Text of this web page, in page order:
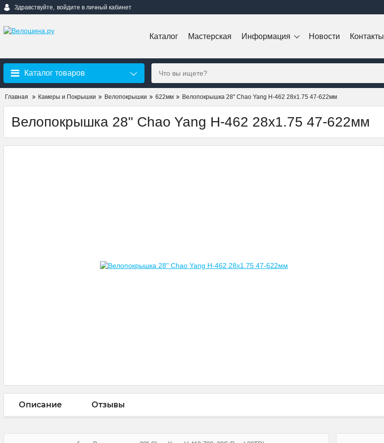
Здравствуйте, войдите в личный кабинет
Каталог Мастерская Информация Новости Контакты
Каталог товаров
Главная Камеры и Покрышки Велопокрышки 622мм Велопокрышка 28" Chao Yang H-462 28х1.75 47-622мм
Велопокрышка 28" Chao Yang H-462 28х1.75 47-622мм
Описание Отзывы